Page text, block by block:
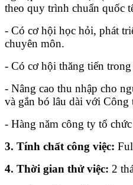
theo quy trình chuẩn
- Có cơ hội học hỏi, phát
chuyên môn.
- Có cơ hội thăng tiến
- Nâng cao thu nhập cho
và gắn bó lâu dài với Công
- Hàng năm công ty tổ
3. Tính chất công việc:
4. Thời gian thử việc: 2